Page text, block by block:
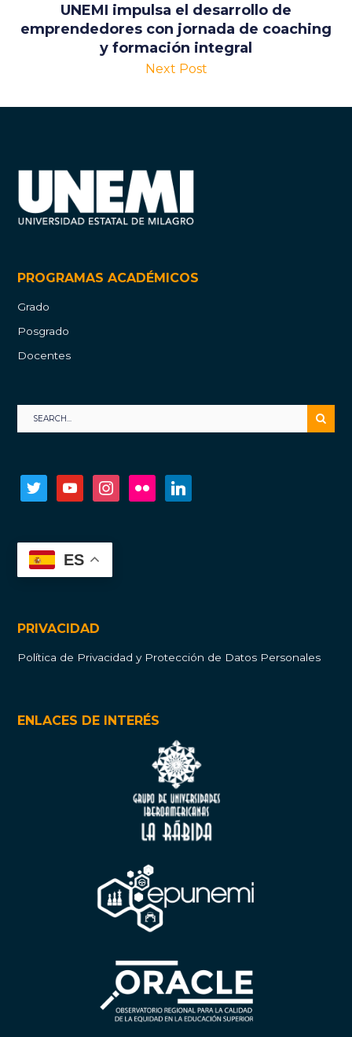
UNEMI impulsa el desarrollo de
emprendedores con jornada de coaching
y formación integral
Next Post
PROGRAMAS ACADÉMICOS
Grado
Posgrado
Docentes
twitter youtube instagramflickr
ES
PRIVACIDAD
Política de Privacidad y Protección de Datos Personales
ENLACES DE INTERÉS